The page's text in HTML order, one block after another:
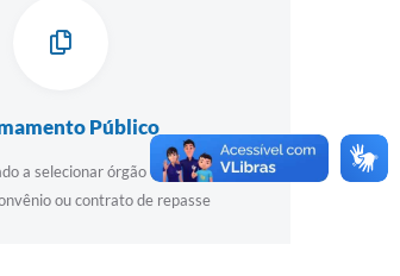
Público
a selecionar órgão da administração
ou contrato de repasse